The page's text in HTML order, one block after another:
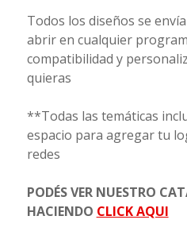
Todos los diseños se
abrir en cualquier
compatibilidad y
quieras
**Todas las temáticas
espacio para agregar tu
redes
PODÉS VER NUESTRO
HACIENDO CLICK AQUI